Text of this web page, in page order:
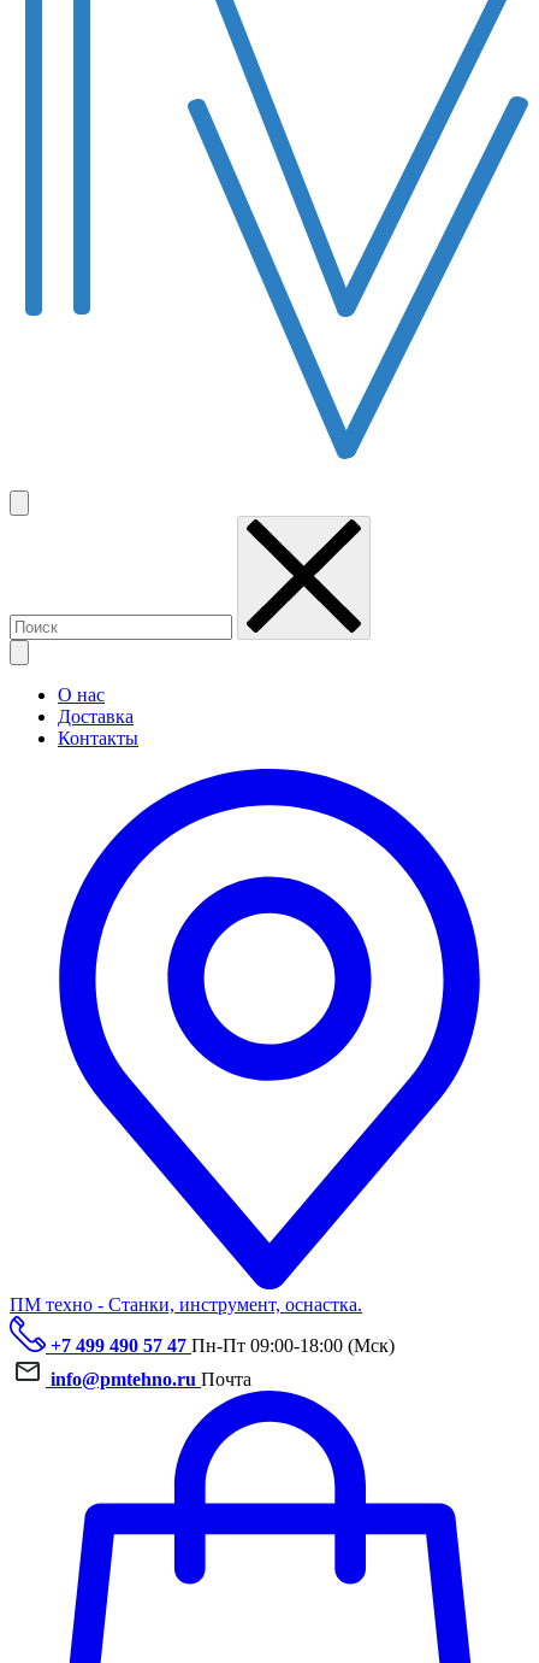
О нас
Доставка
Контакты
ПМ техно - Станки, инструмент, оснастка.
+7 499 490 57 47 Пн-Пт 09:00-18:00 (Мск)
info@pmtehno.ru Почта